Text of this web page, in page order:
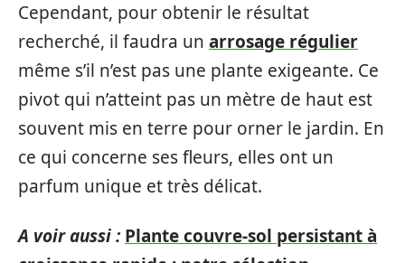
Cependant, pour obtenir le résultat
recherché, il faudra un arrosage régulier
même s’il n’est pas une plante exigeante. Ce
pivot qui n’atteint pas un mètre de haut est
souvent mis en terre pour orner le jardin. En
ce qui concerne ses fleurs, elles ont un
parfum unique et très délicat.
A voir aussi : Plante couvre-sol persistant à